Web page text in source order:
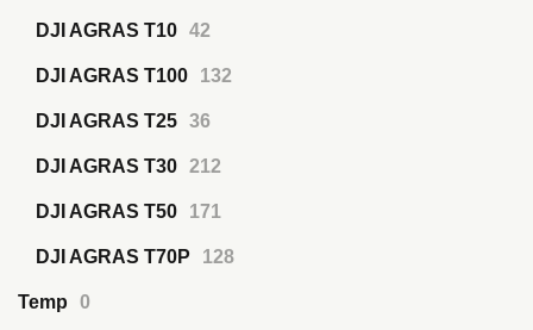
DJI AGRAS T10 42
DJI AGRAS T100 132
DJI AGRAS T25 36
DJI AGRAS T30 212
DJI AGRAS T50 171
DJI AGRAS T70P 128
Temp 0